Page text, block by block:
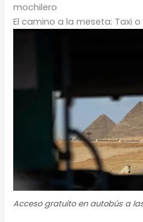
mochilero
El camino a la meseta: Taxi o
Acceso gratuito en autobús a